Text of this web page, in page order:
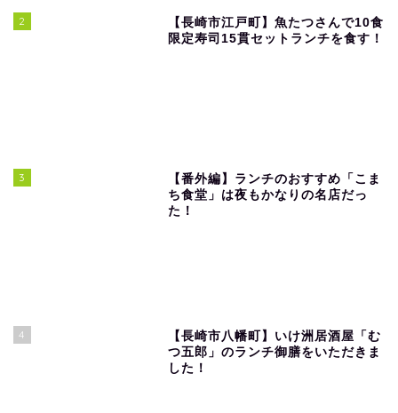
2
【長崎市江戸町】魚たつさんで10食
限定寿司15貫セットランチを食す！
3
【番外編】ランチのおすすめ「こま
ち食堂」は夜もかなりの名店だっ
た！
4
【長崎市八幡町】いけ洲居酒屋「む
つ五郎」のランチ御膳をいただきま
した！